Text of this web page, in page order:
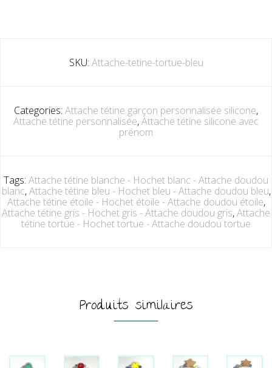
SKU: Attache-tetine-tortue-bleu
Categories: Attache tétine garçon personnalisée silicone,
Attache tétine personnalisée,Attache tétine silicone avec
prénom
Tags: Attache tétine blanche - Hochet blanc - Attache doudou
blanc,Attache tétine bleu - Hochet bleu - Attache doudou bleu,
Attache tétine étoile - Hochet étoile - Attache doudou étoile,
Attache tétine gris - Hochet gris - Attache doudou gris,Attache
tétine tortue - Hochet tortue - Attache doudou tortue
Produits similaires